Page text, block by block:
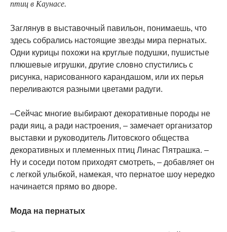
птиц в Каунасе.
Заглянув в выставочный павильон, понимаешь, что
здесь собрались настоящие звезды мира пернатых.
Одни курицы похожи на круглые подушки, пушистые
плюшевые игрушки, другие словно спустились с
рисунка, нарисованного карандашом, или их перья
переливаются разными цветами радуги.
–Сейчас многие выбирают декоративные породы не
ради яиц, а ради настроения, – замечает организатор
выставки и руководитель Литовского общества
декоративных и племенных птиц Линас Пятрашка. –
Ну и соседи потом приходят смотреть, – добавляет он
с легкой улыбкой, намекая, что пернатое шоу нередко
начинается прямо во дворе.
Мода на пернатых